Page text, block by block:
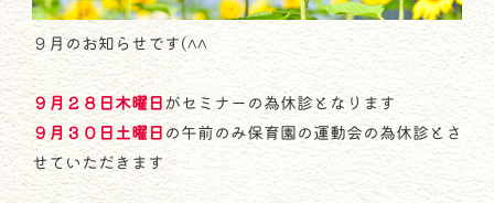
９月のお知らせです(^^
９月２８日木曜日がセミナーの為休診となります
９月３０日土曜日 の午前のみ保育園の運動会の為休診とさ
せていただきます